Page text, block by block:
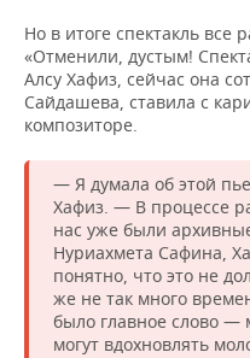
Но в итоге спектакль все
«Отменили, дустым!
Алсу Хафиз, сейчас она
Сайдашева, ставила с
композиторе.
— Я думала об этой
Хафиз. — В процессе
нас уже были
Нуриахмета Сафина,
понятно, что это не
же не так много
было главное слово —
могут вдохновлять